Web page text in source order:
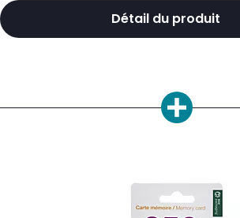
Détail du produit